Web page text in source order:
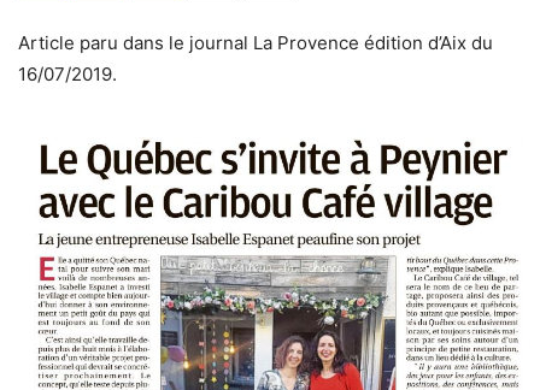
Article paru dans le journal La Provence édition d’Aix du
16/07/2019.